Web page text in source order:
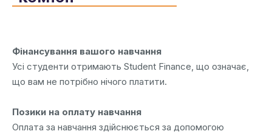
Фінансування вашого навчання
Усі студенти отримають Student Finance, що означає,
що вам не потрібно нічого платити.
Позики на оплату навчання
Оплата за навчання здійснюється за допомогою